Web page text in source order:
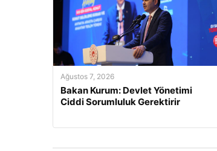
Ağustos 7, 2026
Bakan Kurum: Devlet Yönetimi
Ciddi Sorumluluk Gerektirir